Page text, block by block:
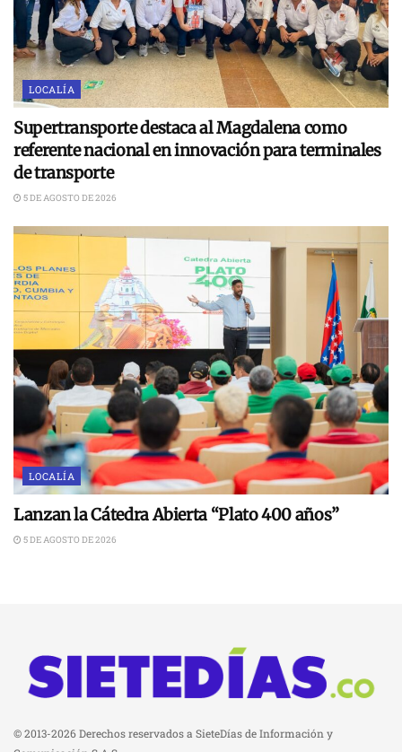
LOCALÍA
Supertransporte destaca al Magdalena como
referente nacional en innovación para terminales
de transporte
5 DE AGOSTO DE 2026
LOCALÍA
Lanzan la Cátedra Abierta “Plato 400 años”
5 DE AGOSTO DE 2026
© 2013-2026 Derechos reservados a SieteDías de Información y